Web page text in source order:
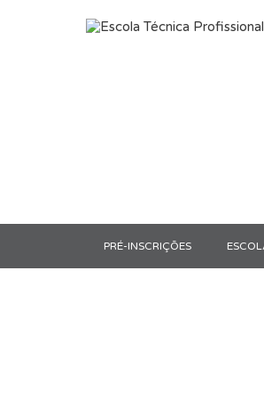
PRÉ-INSCRIÇÕES